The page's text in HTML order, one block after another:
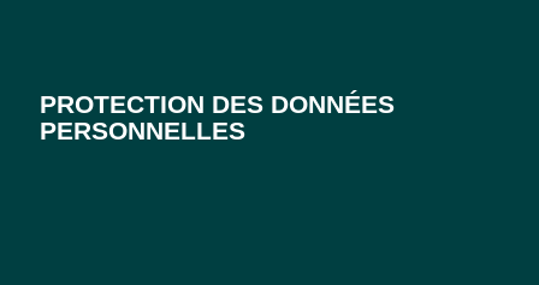
PROTECTION DES DONNÉES
PERSONNELLES